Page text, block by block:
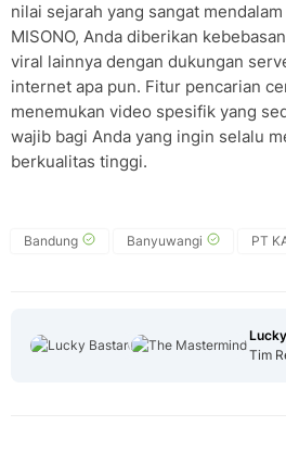
nilai sejarah yang sangat
MISONO, Anda diberikan
viral lainnya dengan dukungan
internet apa pun. Fitur pencarian
menemukan video spesifik yang
wajib bagi Anda yang ingin selalu
berkualitas tinggi.
Bandung Banyuwangi PT
Tim